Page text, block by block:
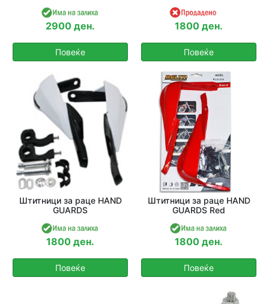
2900 ден.
Повеќе
1800 ден.
Повеќе
Штитници за раце HAND
GUARDS
1800 ден.
Повеќе
Штитници за раце HAND
GUARDS Red
1800 ден.
Повеќе